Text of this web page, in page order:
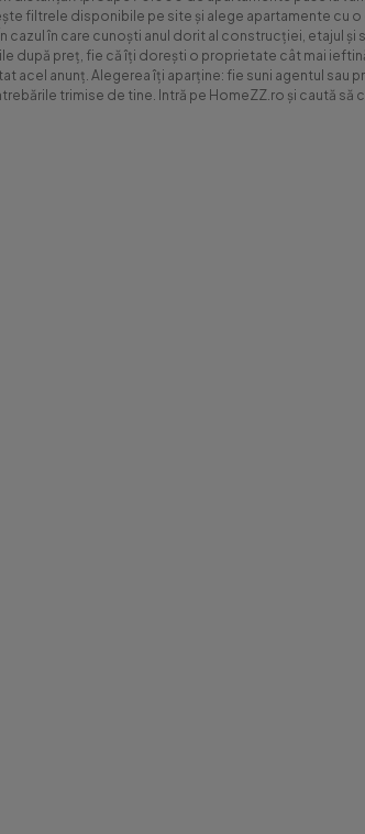
filtrele disponibile pe site și alege apartamente cu o
în care cunoști anul dorit al construcției, etajul și
după preț, fie că îți dorești o proprietate cât mai
acel anunț. Alegerea îți aparține: fie suni agentul sau
trimise de tine. Intră pe HomeZZ.ro și caută să